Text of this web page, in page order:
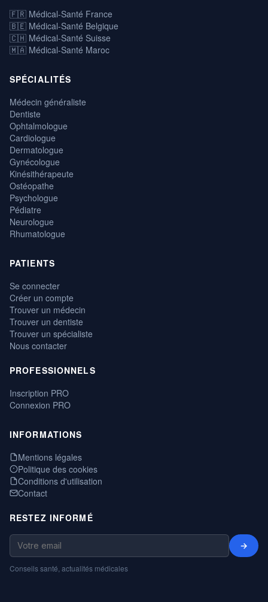
🇫🇷 Médical-Santé France
🇧🇪 Médical-Santé Belgique
🇨🇭 Médical-Santé Suisse
🇲🇦 Médical-Santé Maroc
SPÉCIALITÉS
Médecin généraliste
Dentiste
Ophtalmologue
Cardiologue
Dermatologue
Gynécologue
Kinésithérapeute
Ostéopathe
Psychologue
Pédiatre
Neurologue
Rhumatologue
PATIENTS
Se connecter
Créer un compte
Trouver un médecin
Trouver un dentiste
Trouver un spécialiste
Nous contacter
PROFESSIONNELS
Inscription PRO
Connexion PRO
INFORMATIONS
Mentions légales
Politique des cookies
Conditions d'utilisation
Contact
RESTEZ INFORMÉ
→
Conseils santé, actualités médicales